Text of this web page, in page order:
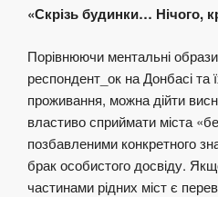
«Скрізь будинки… Нічого,
Порівнюючи ментальні образи
респондент_ок на Донбасі та
проживання, можна дійти
властиво сприймати міста
позбавленими конкретного
брак особистого досвіду.
частинами рідних міст є